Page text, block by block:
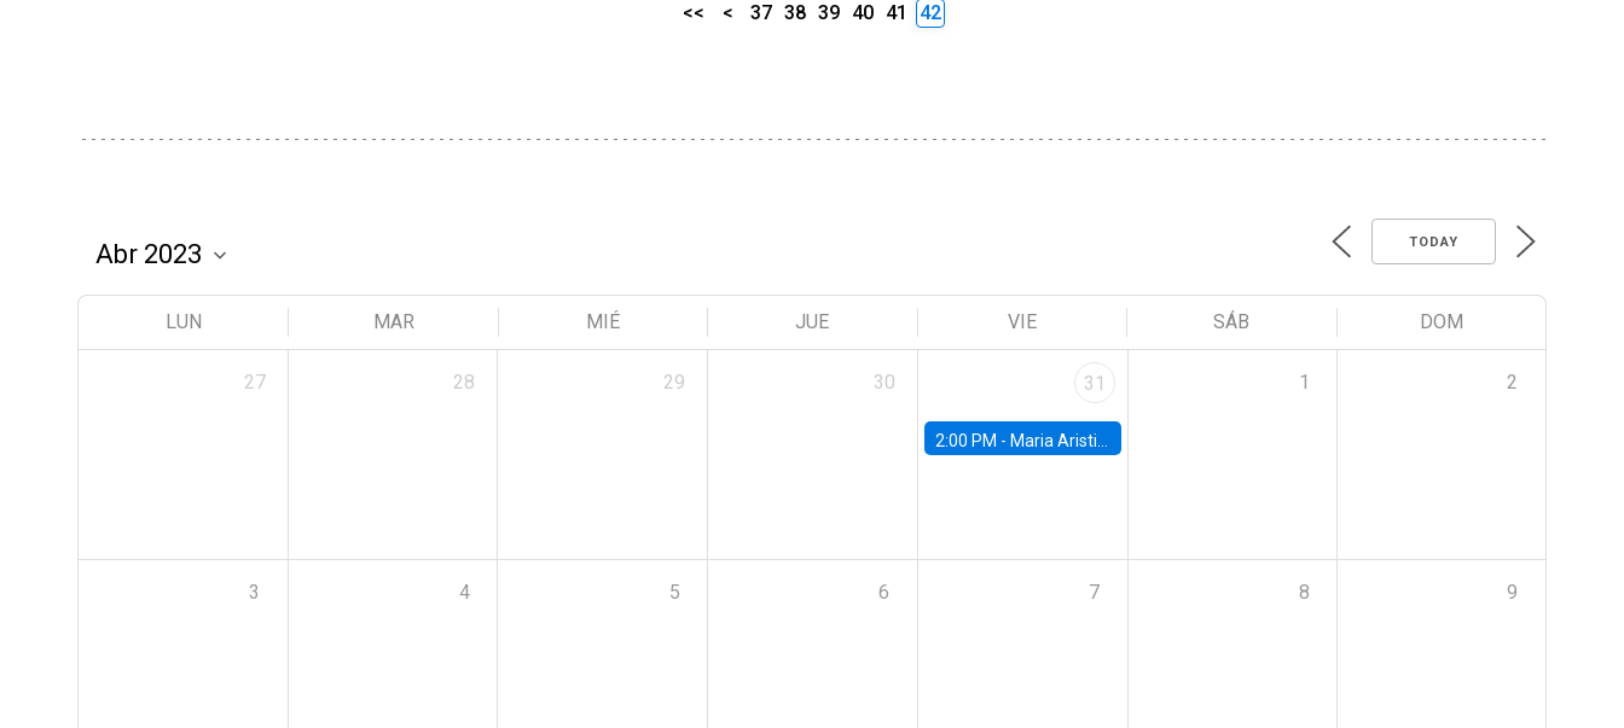
<< < 37 38 39 40 41 42
TODAY
LUN MAR MIÉ JUE VIE SÁB DOM
27 28 29 30 31
2:00 PM - Maria Aristizabal-Ramirez, FED Board
1 2
3 4 5 6 7 8 9